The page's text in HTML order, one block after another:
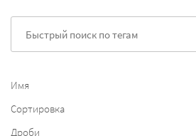
Имя
Сортировка
Дроби